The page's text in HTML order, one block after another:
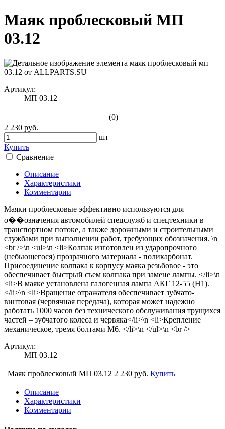
Маяк проблесковый МП
03.12
Артикул:
МП 03.12
(0)
2 230 руб.
шт
Купить
Сравнение
Описание
Характеристики
Комментарии
Маяки проблесковые эффективно используются для
о��означения автомобилей спецслужб и спецтехники в
транспортном потоке, а также дорожными и строительными
службами при выполнении работ, требующих обозначения. \n
<br />\n <ul>\n <li>Колпак изготовлен из ударопрочного
(небьющегося) прозрачного материала - поликарбонат.
Присоединение колпака к корпусу маяка резьбовое - это
обеспечивает быстрый съем колпака при замене лампы. </li>\n
<li>В маяке установлена галогенная лампа АКГ 12-55 (Н1).
</li>\n <li>Вращение отражателя обеспечивает зубчато-
винтовая (червячная передача), которая может надежно
работать 1000 часов без технического обслуживания трущихся
частей – зубчатого колеса и червяка</li>\n <li>Крепление
механическое, тремя болтами М6. </li>\n </ul>\n <br />
Артикул:
МП 03.12
Маяк проблесковый МП 03.12 2 230 руб. Купить
Описание
Характеристики
Комментарии